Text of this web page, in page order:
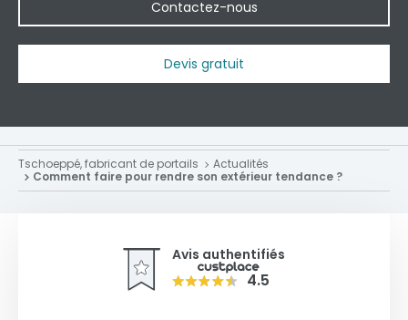
Contactez-nous
Devis gratuit
Tschoeppé, fabricant de portails
Actualités
Comment faire pour rendre son extérieur tendance ?
Avis authentifiés
4.5